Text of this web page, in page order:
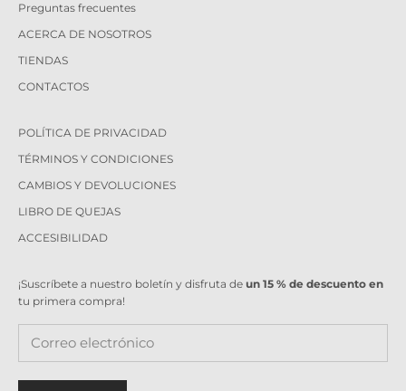
Preguntas frecuentes
ACERCA DE NOSOTROS
TIENDAS
CONTACTOS
POLÍTICA DE PRIVACIDAD
TÉRMINOS Y CONDICIONES
CAMBIOS Y DEVOLUCIONES
LIBRO DE QUEJAS
ACCESIBILIDAD
¡Suscríbete a nuestro boletín y disfruta de un 15 % de descuento en
tu primera compra!